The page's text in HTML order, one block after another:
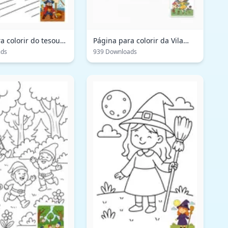
colorir do tesouro
Página para colorir da Vila
Arco-Íris: Aventura
Encantadora da Fada
939 Downloads